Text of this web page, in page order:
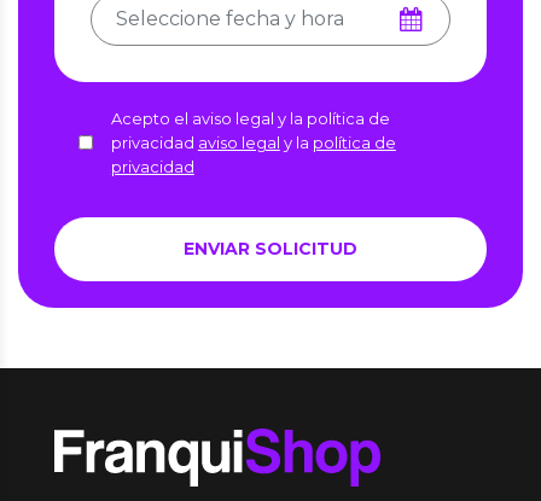
Acepto el aviso legal y la política de
privacidad aviso legal y la política de
privacidad